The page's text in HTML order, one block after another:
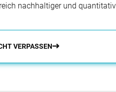
nachhaltiger und
VERPASSEN